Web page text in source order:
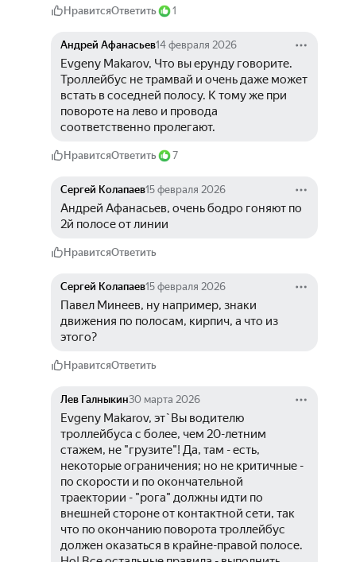
НравитсяОтветить 1
Андрей Афанасьев14 февраля 2026
Evgeny Makarov, Что вы ерунду говорите.
Троллейбус не трамвай и очень даже может
встать в соседней полосу. К тому же при
повороте на лево и провода
соответственно пролегают.
НравитсяОтветить 7
Сергей Колапаев15 февраля 2026
Андрей Афанасьев, очень бодро гоняют по
2й полосе от линии
НравитсяОтветить
Сергей Колапаев15 февраля 2026
Павел Минеев, ну например, знаки
движения по полосам, кирпич, а что из
этого?
НравитсяОтветить
Лев Галныкин30 марта 2026
Evgeny Makarov, эт`Вы водителю
троллейбуса с более, чем 20-летним
стажем, не "грузите"! Да, там - есть,
некоторые ограничения; но не критичные -
по скорости и по окончательной
траектории - "рога" должны идти по
внешней стороне от контактной сети, так
что по окончанию поворота троллейбус
должен оказаться в крайне-правой полосе.